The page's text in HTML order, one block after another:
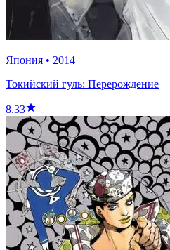
Япония • 2014
Токийский гуль: Перерождение
8.33